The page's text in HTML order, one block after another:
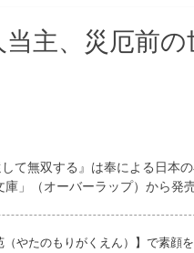
主、災厄前の
て無双する』は奉による日本
」（オーバーラップ）から発
やたのもりがくえん）】で素顔